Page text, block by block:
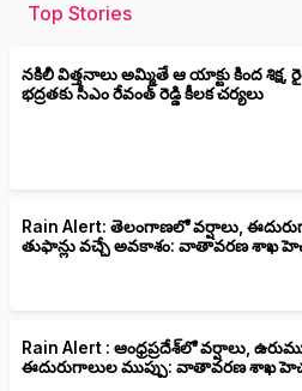
Top Stories
నకిలీ విత్తనాలు అమ్మితే ఆ యాక్టు కింద శిక్ష,
భద్రతకు సీఎం రేవంత్ రెడ్డి కీలక చర్యలు
Rain Alert: తెలంగాణలో వర్షాలు,
తుఫాన్లు వచ్చే అవకాశం: వాతావరణ శాఖ
Rain Alert : ఆంధ్రప్రదేశ్‌లో వర్షాలు,
ఈదురుగాలుల ముప్పు: వాతావరణ శాఖ